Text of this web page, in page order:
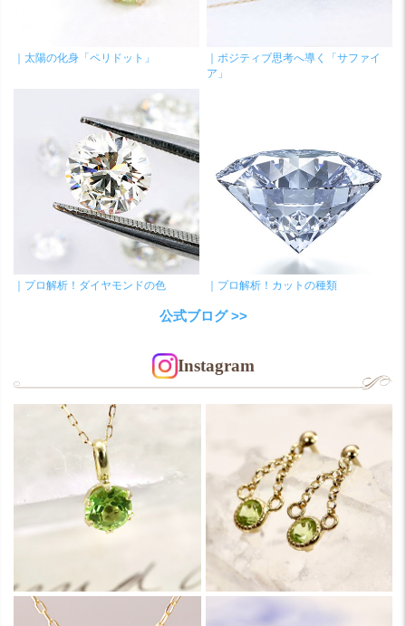
｜太陽の化身「ペリドット」
｜ポジティブ思考へ導く「サファイ
ア」
｜プロ解析！ダイヤモンドの色 ｜プロ解析！カットの種類
公式ブログ >>
Instagram